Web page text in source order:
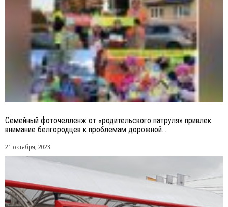
Семейный фоточелленж от «родительского патруля» привлек
внимание белгородцев к проблемам дорожной...
21 октября, 2023